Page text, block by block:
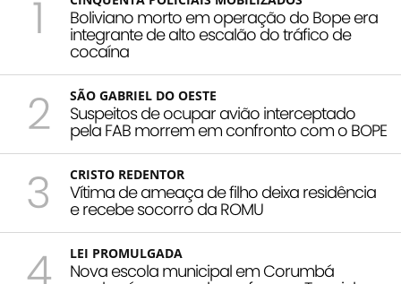
1 Boliviano morto em operação do Bope era
integrante de alto escalão do tráfico de
cocaína
2 SÃO GABRIEL DO OESTE
Suspeitos de ocupar avião interceptado
pela FAB morrem em confronto com o BOPE
3 CRISTO REDENTOR
Vítima de ameaça de filho deixa residência
e recebe socorro da ROMU
LEI PROMULGADA
Nova escola municipal em Corumbá